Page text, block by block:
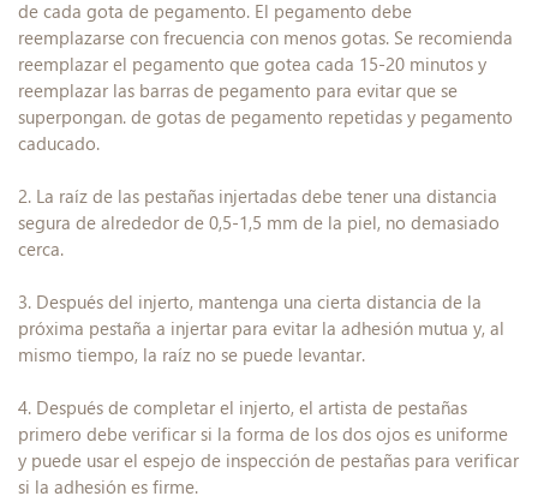
de cada gota de pegamento. El pegamento debe
reemplazarse con frecuencia con menos gotas. Se recomienda
reemplazar el pegamento que gotea cada 15-20 minutos y
reemplazar las barras de pegamento para evitar que se
superpongan. de gotas de pegamento repetidas y pegamento
caducado.
2. La raíz de las pestañas injertadas debe tener una distancia
segura de alrededor de 0,5-1,5 mm de la piel, no demasiado
cerca.
3. Después del injerto, mantenga una cierta distancia de la
próxima pestaña a injertar para evitar la adhesión mutua y, al
mismo tiempo, la raíz no se puede levantar.
4. Después de completar el injerto, el artista de pestañas
primero debe verificar si la forma de los dos ojos es uniforme
y puede usar el espejo de inspección de pestañas para verificar
si la adhesión es firme.